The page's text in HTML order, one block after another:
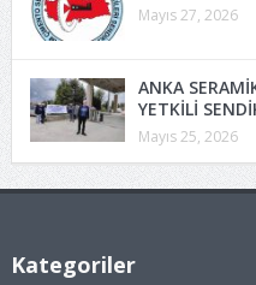
Mayıs 27, 2026
ANKA
YETKİLİ
Mayıs 25, 2026
Kategoriler